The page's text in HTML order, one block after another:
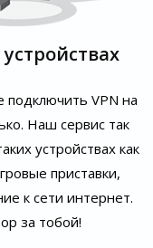
подключить VPN на
Наш сервис так
устройствах как
приставки,
к сети интернет.
за тобой!